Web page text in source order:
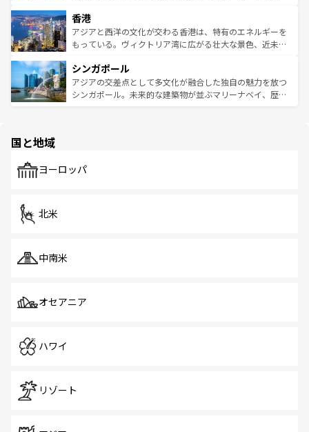
とつ。フォーやバインミー、ベトナムコーヒーなどは、ぜ
ひ現地で味わいたい。どの地域を訪れてもあたたかい人々
が旅行者を迎えてくれるので、きっと忘れられない旅にな
参照してほしい。
の活気が交差している。北部ではチェンマイなどの山岳地
帯で自然と触れ合い、南部ではプーケットやクラビの美し
いビーチでリゾート気分を楽しむことができる。タイ料理
激する。気候は一年中温暖で、どの季節にも異なる楽しみ
が待っている。親しみやすいタイの人々、仏教を中心とし
た文化、そして多様な観光資源が、訪れる旅人を魅了し続
香港
アジアと西洋の文化が交わる香港は、特有のエネルギーを
もっている。ヴィクトリア湾に広がる壮大な景色、近未来
み、どこを訪れても感動するはず。観光スポットが密集し
ており、効率よく見どころを回れるのも魅力。息をのむよ
うな絶景から文化的な体験まで、香港を存分に楽しみ尽く
シンガポール
アジアの交差点として多文化が融合した独自の魅力を放つ
シンガポール。未来的な建築物が並ぶマリーナベイ、歴史
で、ホーカーズは地元の風情を楽しめる外せないスポット
国と地域
ヨーロッパ
北米
中南米
オセアニア
ハワイ
リゾート